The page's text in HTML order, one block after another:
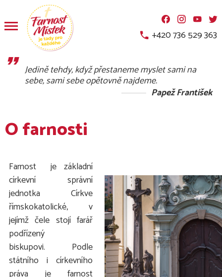
+420 736 529 363
Jedině tehdy, když přestaneme myslet sami na
sebe, sami sebe opětovně najdeme.
Papež František
O farnosti
Farnost je základní
církevní správní
jednotka Církve
římskokatolické, v
jejímž čele stojí farář
podřízený
biskupovi. Podle
státního i církevního
práva je farnost